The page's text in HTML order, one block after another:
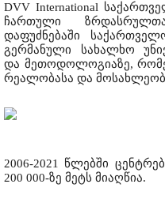
DVV International
ჩართული
დაფუძნებაში
გერმანული სახალხო
და მეთოდოლოგიაზე,
რეალობასა და
2006-2021 წლებში
200 000-ზე მეტს მიაღწია.